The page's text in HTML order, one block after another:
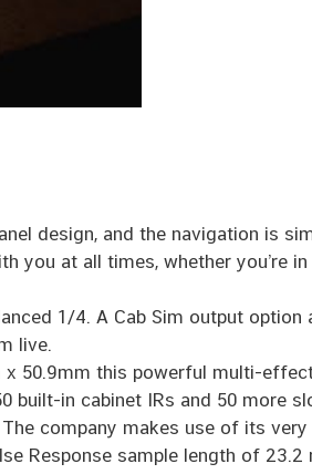
design, and the navigation is
you at all times, whether you’re
1/4. A Cab Sim output
live.
50.9mm this powerful multi-
built-in cabinet IRs and 50 more
company makes use of its
Response sample length of